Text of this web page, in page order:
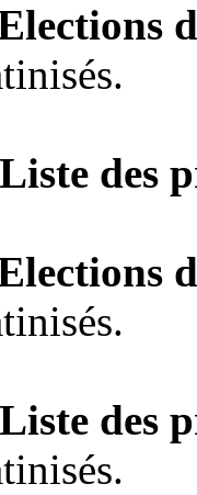
Liste des
Liste des